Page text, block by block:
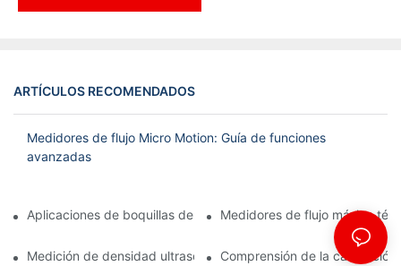
ARTÍCULOS RECOMENDADOS
Medidores de flujo Micro Motion: Guía de funciones
avanzadas
Aplicaciones de boquillas de flujo en plantas de tratamiento de
Medidores de flujo másico
Medición de densidad ultrasónica: técnicas y beneficios
Comprensión de la